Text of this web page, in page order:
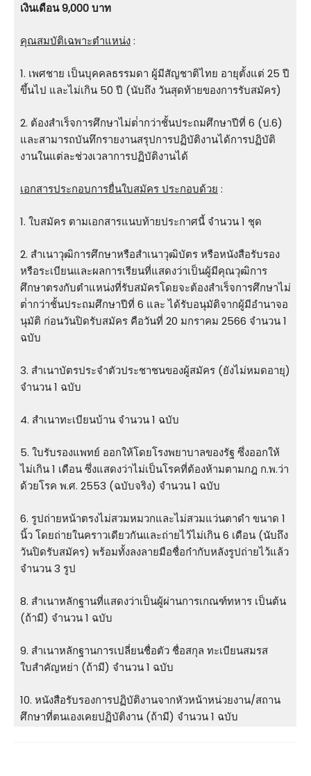
เงินเดือน9,000 บาท
คุณสมบัติเฉพาะตำแหน่ง:
1. เพศชาย เป็นบุคคลธรรมดา ผู้มีสัญชาติไทย อายุตั้งแต่ 25 ปี
ขึ้นไป และไม่เกิน 50 ปี (นับถึง วันสุดท้ายของการรับสมัคร)
2. ต้องสําเร็จการศึกษาไม่ต่ํากว่าชั้นประถมศึกษาปีที่ 6 (ป.6)
และสามารถบันทึกรายงานสรุปการปฏิบัติงานได้การปฏิบัติ
งานในแต่ละช่วงเวลาการปฏิบัติงานได้
เอกสารประกอบการยื่นใบสมัคร ประกอบด้วย :
1. ใบสมัคร ตามเอกสารแนบท้ายประกาศนี้ จำนวน 1 ชุด
2. สําเนาวุฒิการศึกษาหรือสําเนาวุฒิบัตร หรือหนังสือรับรอง
หรือระเบียนและผลการเรียนที่แสดงว่าเป็นผู้มีคุณวุฒิการ
ศึกษาตรงกับตําแหน่งที่รับสมัครโดยจะต้องสําเร็จการศึกษาไม่
ต่ํากว่าชั้นประถมศึกษาปีที่ 6 และ ได้รับอนุมัติจากผู้มีอํานาจอ
นุมัติ ก่อนวันปิดรับสมัคร คือวันที่ 20 มกราคม 2566 จำนวน 1
ฉบับ
3. สําเนาบัตรประจําตัวประชาชนของผู้สมัคร (ยังไม่หมดอายุ)
จำนวน 1 ฉบับ
4. สําเนาทะเบียนบ้าน จำนวน 1 ฉบับ
5. ใบรับรองแพทย์ ออกให้โดยโรงพยาบาลของรัฐ ซึ่งออกให้
ไม่เกิน 1 เดือน ซึ่งแสดงว่าไม่เป็นโรคที่ต้องห้ามตามกฎ ก.พ.ว่า
ด้วยโรค พ.ศ. 2553 (ฉบับจริง) จำนวน 1 ฉบับ
6. รูปถ่ายหน้าตรงไม่สวมหมวกและไม่สวมแว่นตาดํา ขนาด 1
นิ้ว โดยถ่ายในคราวเดียวกันและถ่ายไว้ไม่เกิน 6 เดือน (นับถึง
วันปิดรับสมัคร) พร้อมทั้งลงลายมือชื่อก๋ากับหลังรูปถ่ายไว้แล้ว
จำนวน 3 รูป
8. สําเนาหลักฐานที่แสดงว่าเป็นผู้ผ่านการเกณฑ์ทหาร เป็นต้น
(ถ้ามี) จำนวน 1 ฉบับ
9. สําเนาหลักฐานการเปลี่ยนชื่อตัว ชื่อสกุล ทะเบียนสมรส
ใบสําคัญหย่า (ถ้ามี) จำนวน 1 ฉบับ
10. หนังสือรับรองการปฏิบัติงานจากหัวหน้าหน่วยงาน/สถาน
ศึกษาที่ตนเองเคยปฏิบัติงาน (ถ้ามี) จำนวน 1 ฉบับ